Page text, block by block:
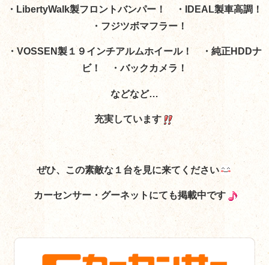
・LibertyWalk製フロントバンパー！ ・IDEAL製車高調！
・フジツボマフラー！
・VOSSEN製１９インチアルムホイール！ ・純正HDDナ
ビ！ ・バックカメラ！
などなど…
充実しています
ぜひ、この素敵な１台を見に来てください
カーセンサー・グーネットにても掲載中です